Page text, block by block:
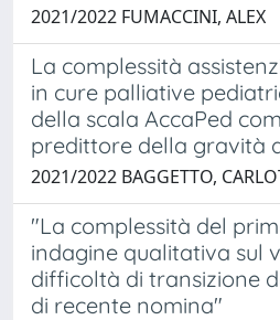
2021/2022 FUMACCINI, ALEX
La complessità
in cure palliative
della scala AccaPed
predittore della gravità
2021/2022 BAGGETTO,
"La complessità del
indagine qualitativa sul
difficoltà di transizione
di recente nomina"